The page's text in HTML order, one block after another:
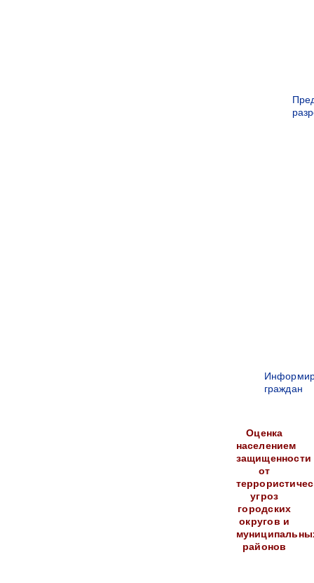
граждан
Оценка
населением
защищенности
от
угроз
городских
округов и
районов